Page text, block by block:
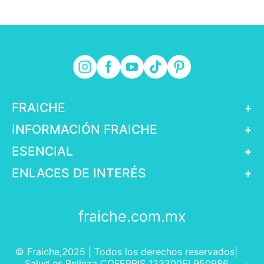
FRAICHE
+
INFORMACIÓN FRAICHE
+
ESENCIAL
+
ENLACES DE INTERÉS
+
fraiche.com.mx
© Fraiche,2025 | Todos los derechos reservados|